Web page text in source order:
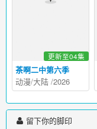
茶啊二中第六季
更新至04集
动漫/大陆 /2026
留下你的脚印